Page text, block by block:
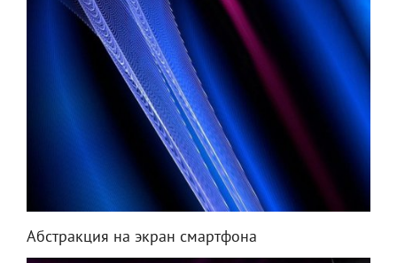
Абстракция на экран смартфона